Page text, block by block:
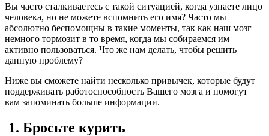
Вы часто сталкиваетесь с такой ситуацией, когда узнаете лицо
человека, но не можете вспомнить его имя? Часто мы
абсолютно беспомощны в такие моменты, так как наш мозг
немного тормозит в то время, когда мы собираемся им
активно пользоваться. Что же нам делать, чтобы решить
данную проблему?
Ниже вы сможете найти несколько привычек, которые будут
поддерживать работоспособность Вашего мозга и помогут
вам запоминать больше информации.
1. Бросьте курить